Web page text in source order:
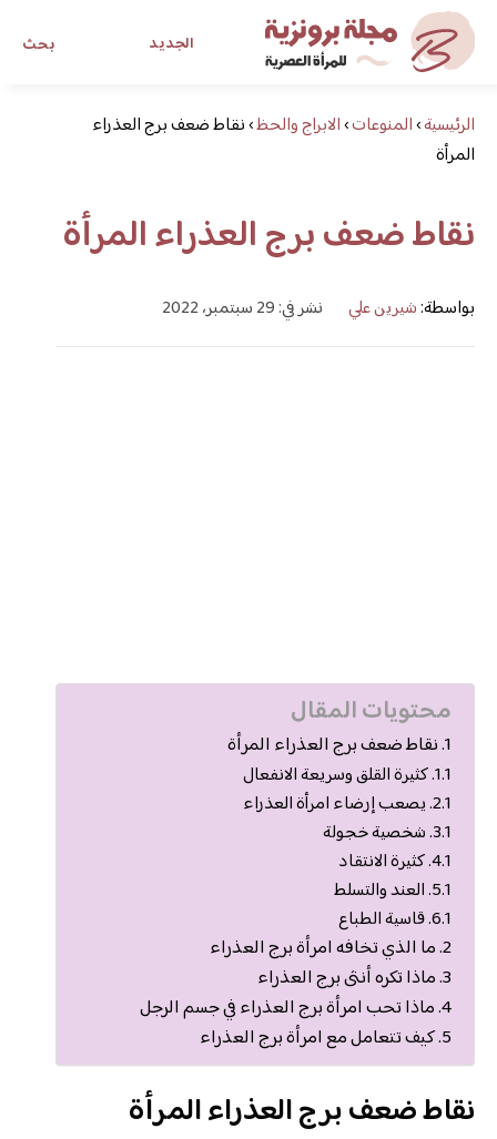
بحث الجديد
مجلة برونزية للفتاة العصريةالرئيسية›المنوعات›الابراج والحظ›نقاط ضعف برج العذراء
المرأة
نقاط ضعف برج العذراء المرأة
بواسطة:شيرين علي نشر في: 29 سبتمبر، 2022
محتويات المقال
نقاط ضعف برج العذراء المرأة
كثيرة القلق وسريعة الانفعال
يصعب إرضاء امرأة العذراء
شخصية خجولة
كثيرة الانتقاد
العند والتسلط
قاسية الطباع
ما الذي تخافه امرأة برج العذراء
ماذا تكره أنثى برج العذراء
ماذا تحب امرأة برج العذراء في جسم الرجل
كيف تتعامل مع امرأة برج العذراء
نقاط ضعف برج العذراء المرأة